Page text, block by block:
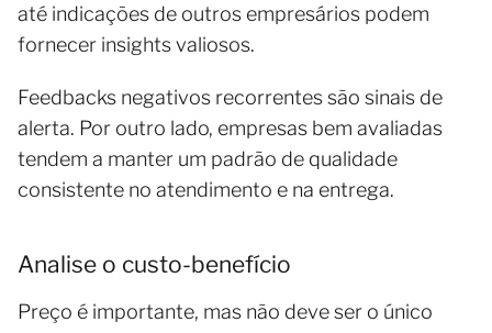
até indicações de outros empresários podem
fornecer insights valiosos.
Feedbacks negativos recorrentes são sinais de
alerta. Por outro lado, empresas bem avaliadas
tendem a manter um padrão de qualidade
consistente no atendimento e na entrega.
Analise o custo-benefício
Preço é importante, mas não deve ser o único